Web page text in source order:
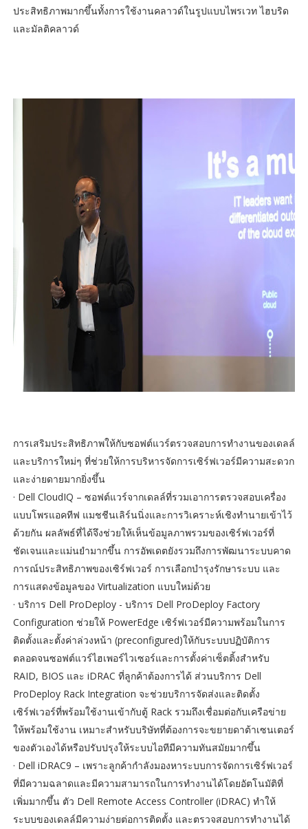
ประสิทธิภาพมากขึ้นทั้งการใช้งานคลาวด์ในรูปแบบไพรเวท ไฮบริด
และมัลติคลาวด์
การเสริมประสิทธิภาพให้กับซอฟต์แวร์ตรวจสอบการทำงานของเดลล์
และบริการใหม่ๆ ที่ช่วยให้การบริหารจัดการเซิร์ฟเวอร์มีความสะดวก
และง่ายดายมากยิ่งขึ้น
· Dell CloudIQ – ซอฟต์แวร์จากเดลล์ที่รวมเอาการตรวจสอบเครื่อง
แบบโพรแอคทีฟ แมชชีนเลิร์นนิ่งและการวิเคราะห์เชิงทำนายเข้าไว้
ด้วยกัน ผลลัพธ์ที่ได้จึงช่วยให้เห็นข้อมูลภาพรวมของเซิร์ฟเวอร์ที่
ชัดเจนและแม่นยำมากขึ้น การอัพเดตยังรวมถึงการพัฒนาระบบคาด
การณ์ประสิทธิภาพของเซิร์ฟเวอร์ การเลือกบำรุงรักษาระบบ และ
การแสดงข้อมูลของ Virtualization แบบใหม่ด้วย
· บริการ Dell ProDeploy - บริการ Dell ProDeploy Factory
Configuration ช่วยให้ PowerEdge เซิร์ฟเวอร์มีความพร้อมในการ
ติดตั้งและตั้งค่าล่วงหน้า (preconfigured)ให้กับระบบปฏิบัติการ
ตลอดจนซอฟต์แวร์ไฮเพอร์ไวเซอร์และการตั้งค่าเซ็ตติ้งสำหรับ
RAID, BIOS และ iDRAC ที่ลูกค้าต้องการได้ ส่วนบริการ Dell
ProDeploy Rack Integration จะช่วยบริการจัดส่งและติดตั้ง
เซิร์ฟเวอร์ที่พร้อมใช้งานเข้ากับตู้ Rack รวมถึงเชื่อมต่อกับเครือข่าย
ให้พร้อมใช้งาน เหมาะสำหรับบริษัทที่ต้องการจะขยายดาต้าเซนเตอร์
ของตัวเองได้หรือปรับปรุงให้ระบบไอทีมีความทันสมัยมากขึ้น
· Dell iDRAC9 – เพราะลูกค้ากำลังมองหาระบบการจัดการเซิร์ฟเวอร์
ที่มีความฉลาดและมีความสามารถในการทำงานได้โดยอัตโนมัติที่
เพิ่มมากขึ้น ตัว Dell Remote Access Controller (iDRAC) ทำให้
ระบบของเดลล์มีความง่ายต่อการติดตั้ง และตรวจสอบการทำงานได้